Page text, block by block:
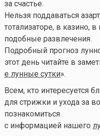
за счастье.
Нельзя поддаваться
тотализаторе, в казино,
подобные развлечения.
Подробный прогноз
этот день читайте в
е лунные сутки».
Всем, кто интересуется
для стрижки и ухода за
познакомиться
с информацией нашего